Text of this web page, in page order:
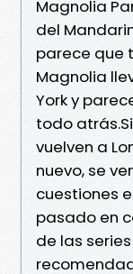
Magnolia
del
parece que
Magnolia
York y
todo
vuelven a
nuevo, se
cuestiones
pasado en
de las